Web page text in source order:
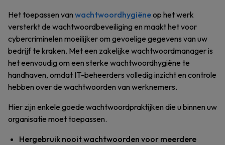
Het toepassen van wachtwoordhygiëneop het werk
versterkt de wachtwoordbeveiliging en maakt het voor
cybercriminelen moeilijker om gevoelige gegevens van uw
bedrijf te kraken. Met een zakelijke wachtwoordmanager is
het eenvoudig om een sterke wachtwoordhygiëne te
handhaven, omdat IT-beheerders volledig inzicht en controle
hebben over de wachtwoorden van werknemers.
Hier zijn enkele goede wachtwoordpraktijken die u binnen uw
organisatie moet toepassen.
Hergebruik nooit wachtwoorden voor meerdere